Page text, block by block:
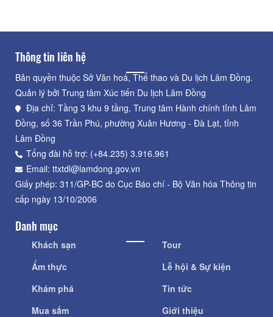
Thông tin liên hệ
Bản quyền thuộc Sở Văn hoá, Thể thao và Du lịch Lâm Đồng.
Quản lý bởi Trung tâm Xúc tiến Du lịch Lâm Đồng
Địa chỉ: Tầng 3 khu 9 tầng, Trung tâm Hành chính tỉnh Lâm
Đồng, số 36 Trần Phú, phường Xuân Hương - Đà Lạt, tỉnh
Lâm Đồng
Tổng đài hỗ trợ: (+84.235) 3.916.961
Email: ttxtdl@lamdong.gov.vn
Giấy phép: 311/GP-BC do Cục Báo chí - Bộ Văn hóa Thông tin
cấp ngày 13/10/2006
Danh mục
Khách sạn
Ẩm thực
Khám phá
Mua sắm
Tour
Lễ hội & Sự kiện
Tin tức
Giới thiệu